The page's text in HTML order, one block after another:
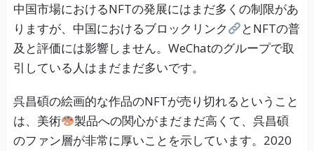
中国市場におけるNFTの発展にはまだ多くの制限があ
りますが、中国におけるブロックリンク
とNFTの普
及と評価には影響しません。WeChatのグループで取
引している人はまだまだ多いです。
呉昌碩の絵画的な作品のNFTが売り切れるということ
は、美術
製品への関心がまだまだ高くて、呉昌碩
のファン層が非常に厚いことを示しています。2020